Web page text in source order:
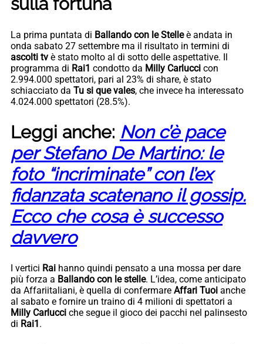
La prima puntata di Ballando con le Stelleè andata in
onda sabato 27 settembre ma il risultato in termini di
ascolti tv è stato molto al di sotto delle aspettative. Il
programma di Rai1 condotto da Milly Carlucci con
2.994.000 spettatori, pari al 23% di share, è stato
schiacciato da Tu si que vales, che invece ha interessato
4.024.000 spettatori (28.5%).
Leggi anche: Non c’è pace
per Stefano De Martino: le
foto “incriminate” con l’ex
fidanzata scatenano il gossip.
Ecco che cosa è successo
davvero
I vertici Rai hanno quindi pensato a una mossa per dare
più forza a Ballando con le stelle. L’idea, come anticipato
da Affariitaliani, è quella di confermare Affari Tuoi anche
al sabato e fornire un traino di 4 milioni di spettatori a
Milly Carlucci che segue il gioco dei pacchi nel palinsesto
di Rai1 .